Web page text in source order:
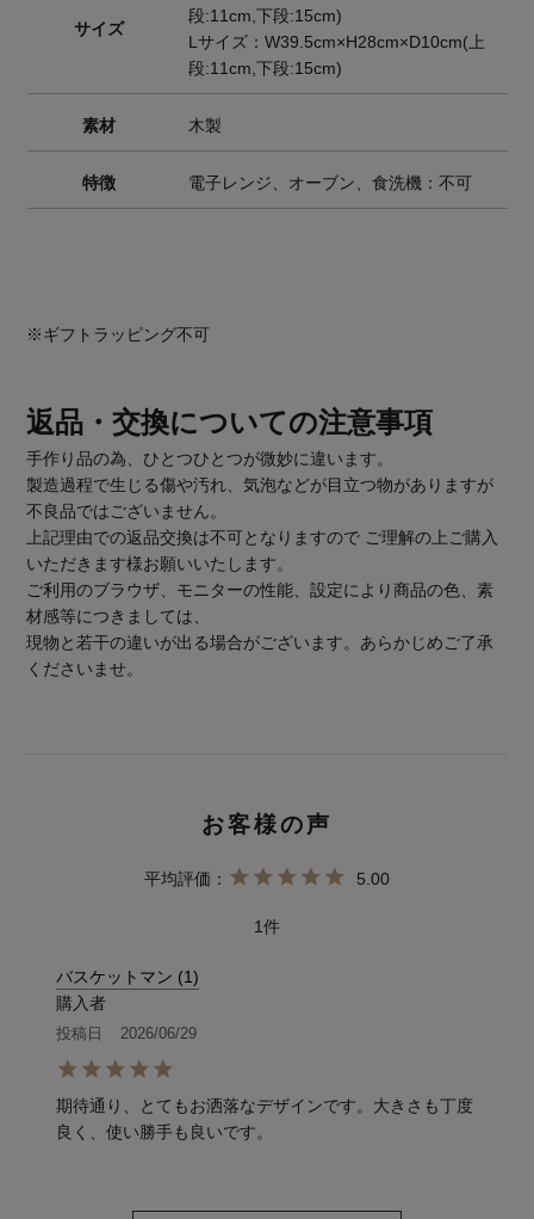
サイズ
段:11cm,下段:15cm)
Lサイズ：W39.5cm×H28cm×D10cm(上
段:11cm,下段:15cm)
素材 木製
特徴 電子レンジ、オーブン、食洗機：不可
※ギフトラッピング不可
返品・交換についての注意事項
手作り品の為、ひとつひとつが微妙に違います。
製造過程で生じる傷や汚れ、気泡などが目立つ物がありますが
不良品ではございません。
上記理由での返品交換は不可となりますので ご理解の上ご購入
いただきます様お願いいたします。
ご利用のブラウザ、モニターの性能、設定により商品の色、素
材感等につきましては、
現物と若干の違いが出る場合がございます。あらかじめご了承
くださいませ。
5.00
1
バスケットマン 1
購入者
投稿日 2026/06/29
期待通り、とてもお洒落なデザインです。大きさも丁度
良く、使い勝手も良いです。